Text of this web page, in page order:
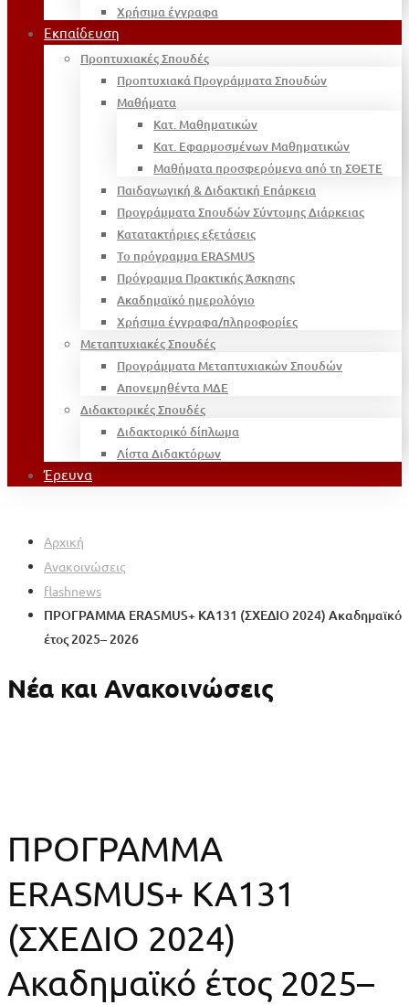
Χρήσιμα έγγραφα
Εκπαίδευση
Προπτυχιακές Σπουδές
Προπτυχιακά Προγράμματα Σπουδών
Μαθήματα
Κατ. Μαθηματικών
Κατ. Εφαρμοσμένων Μαθηματικών
Μαθήματα προσφερόμενα από τη ΣΘΕΤΕ
Παιδαγωγική & Διδακτική Επάρκεια
Προγράμματα Σπουδών Σύντομης Διάρκειας
Κατατακτήριες εξετάσεις
Το πρόγραμμα ERASMUS
Πρόγραμμα Πρακτικής Άσκησης
Ακαδημαϊκό ημερολόγιο
Χρήσιμα έγγραφα/πληροφορίες
Μεταπτυχιακές Σπουδές
Προγράμματα Μεταπτυχιακών Σπουδών
Απονεμηθέντα ΜΔΕ
Διδακτορικές Σπουδές
Διδακτορικό δίπλωμα
Λίστα Διδακτόρων
Έρευνα
Αρχική
Ανακοινώσεις
flashnews
ΠΡΟΓΡΑΜΜΑ ERASMUS+ KA131 (ΣΧΕΔΙΟ 2024) Ακαδημαϊκό
έτος 2025– 2026
Νέα και Ανακοινώσεις
ΠΡΟΓΡΑΜΜΑ
ERASMUS+ KA131
(ΣΧΕΔΙΟ 2024)
Ακαδημαϊκό έτος 2025–